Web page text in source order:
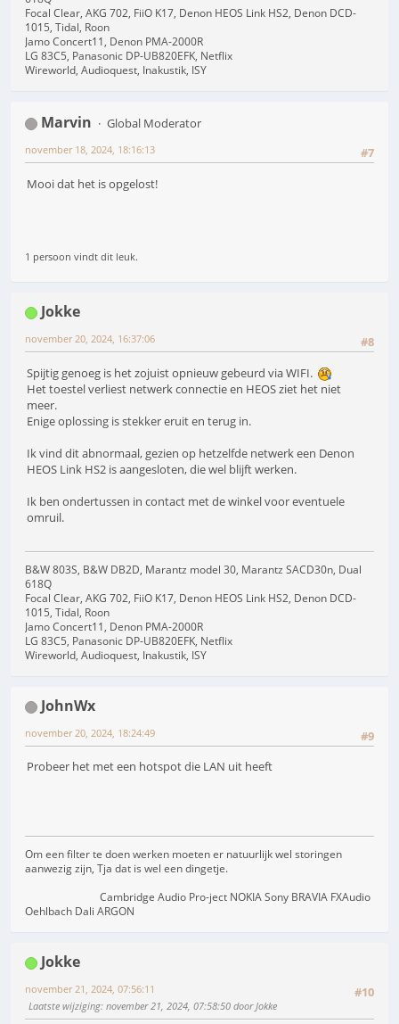
Focal Clear, AKG 702, FiiO K17, Denon HEOS Link HS2, Denon DCD-
1015, Tidal, Roon
Jamo Concert11, Denon PMA-2000R
LG 83C5, Panasonic DP-UB820EFK, Netflix
Wireworld, Audioquest, Inakustik, ISY
Marvin
Global Moderator
#7
november 18, 2024, 18:16:13
Mooi dat het is opgelost!
1 persoon vindt dit leuk.
Jokke
#8
november 20, 2024, 16:37:06
Spijtig genoeg is het zojuist opnieuw gebeurd via WIFI.
Het toestel verliest netwerk connectie en HEOS ziet het niet
meer.
Enige oplossing is stekker eruit en terug in.
Ik vind dit abnormaal, gezien op hetzelfde netwerk een Denon
HEOS Link HS2 is aangesloten, die wel blijft werken.
Ik ben ondertussen in contact met de winkel voor eventuele
omruil.
B&W 803S, B&W DB2D, Marantz model 30, Marantz SACD30n, Dual
618Q
Focal Clear, AKG 702, FiiO K17, Denon HEOS Link HS2, Denon DCD-
1015, Tidal, Roon
Jamo Concert11, Denon PMA-2000R
LG 83C5, Panasonic DP-UB820EFK, Netflix
Wireworld, Audioquest, Inakustik, ISY
JohnWx
#9
november 20, 2024, 18:24:49
Probeer het met een hotspot die LAN uit heeft
Om een filter te doen werken moeten er natuurlijk wel storingen
aanwezig zijn, Tja dat is wel een dingetje.
Cambridge Audio Pro-ject NOKIA Sony BRAVIA FXAudio
Oehlbach Dali ARGON
Jokke
#10
november 21, 2024, 07:56:11
Laatste wijziging: november 21, 2024, 07:58:50 door Jokke